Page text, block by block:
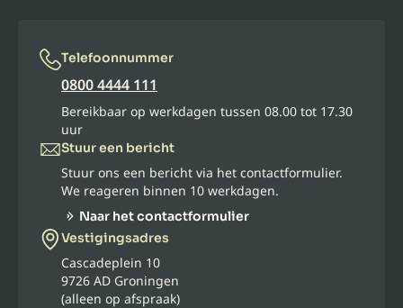
Telefoonnummer
0800 4444 111
Bereikbaar op werkdagen tussen 08.00 tot 17.30
uur
Stuur een bericht
Stuur ons een bericht via het contactformulier.
We reageren binnen 10 werkdagen.
Naar het contactformulier
Vestigingsadres
Cascadeplein 10
9726 AD Groningen
(alleen op afspraak)